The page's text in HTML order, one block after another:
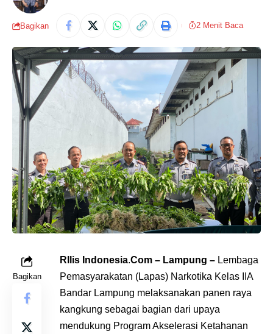
Bagikan 2 Menit Baca
Bagikan
RIlis Indonesia.Com – Lampung – Lembaga
Pemasyarakatan (Lapas) Narkotika Kelas IIA
Bandar Lampung melaksanakan panen raya
kangkung sebagai bagian dari upaya
mendukung Program Akselerasi Ketahanan